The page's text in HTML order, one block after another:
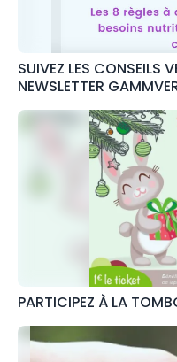
SUIVEZ LES CONSEILS
NEWSLETTER
PARTICIPEZ À LA